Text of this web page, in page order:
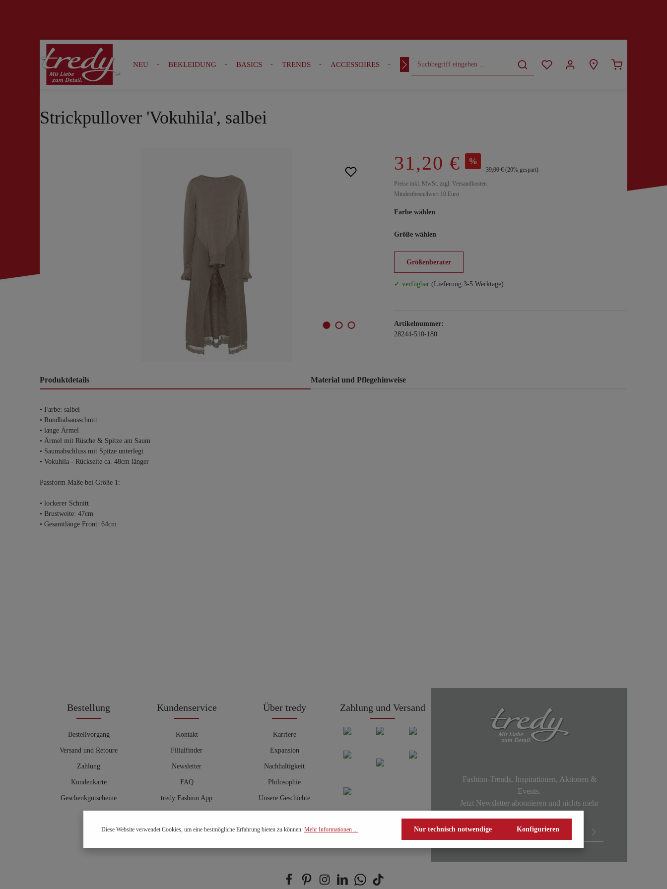
Zur Suche springen Zur Hauptnavigation springen
NEU BEKLEIDUNG BASICS TRENDS ACCESSOIRES OUTFITS CURVY
Strickpullover 'Vokuhila', salbei
31,20 € %
39,00 €(20% gespart)
Preise inkl. MwSt. zzgl. Versandkosten
Mindestbestellwert 10 Euro
Farbe wählen
Größe wählen
Größenberater
✓ verfügbar (Lieferung 3-5 Werktage)
Artikelnummer:
28244-510-180
Produktdetails Material und Pflegehinweise
• Farbe: salbei
• Rundhalsausschnitt
• lange Ärmel
• Ärmel mit Rüsche & Spitze am Saum
• Saumabschluss mit Spitze unterlegt
• Vokuhila - Rückseite ca. 48cm länger
Passform Maße bei Größe 1:
• lockerer Schnitt
• Brustweite: 47cm
• Gesamtlänge Front: 64cm
Bestellung
Bestellvorgang
Versand und Retoure
Zahlung
Kundenkarte
Geschenkgutscheine
Kundenservice
Kontakt
Filialfinder
Newsletter
FAQ
tredy Fashion App
Hosenberater
Über tredy
Karriere
Expansion
Nachhaltigkeit
Philosophie
Unsere Geschichte
Zahlung und Versand
Fashion-Trends, Inspirationen, Aktionen &
Events.
Jetzt Newsletter abonnieren und nichts mehr
Diese Website verwendet Cookies, um eine bestmögliche Erfahrung bieten zu können. Mehr Informationen ... Nur technisch notwendige Konfigurieren